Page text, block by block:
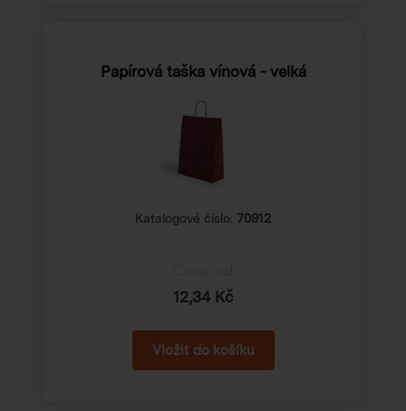
Papírová taška vínová - velká
Katalogové číslo: 70912
12,34 Kč